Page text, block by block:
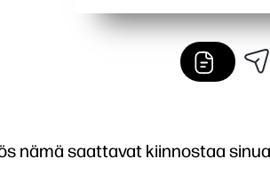
nämä saattavat kiinnostaa sinua